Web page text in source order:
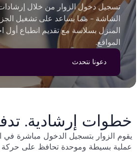
تسجيل دخول الزوار من خلال
الشاشة - مما يساعد على تشغيل
المنزل بسلاسة مع تقديم انطباع أول
المواقع.
دعونا نتحدث
خطوات إرشادية.
يقوم الزوار بتسجيل الدخول مباشرة في
عملية بسيطة وموحدة تحافظ على حركة